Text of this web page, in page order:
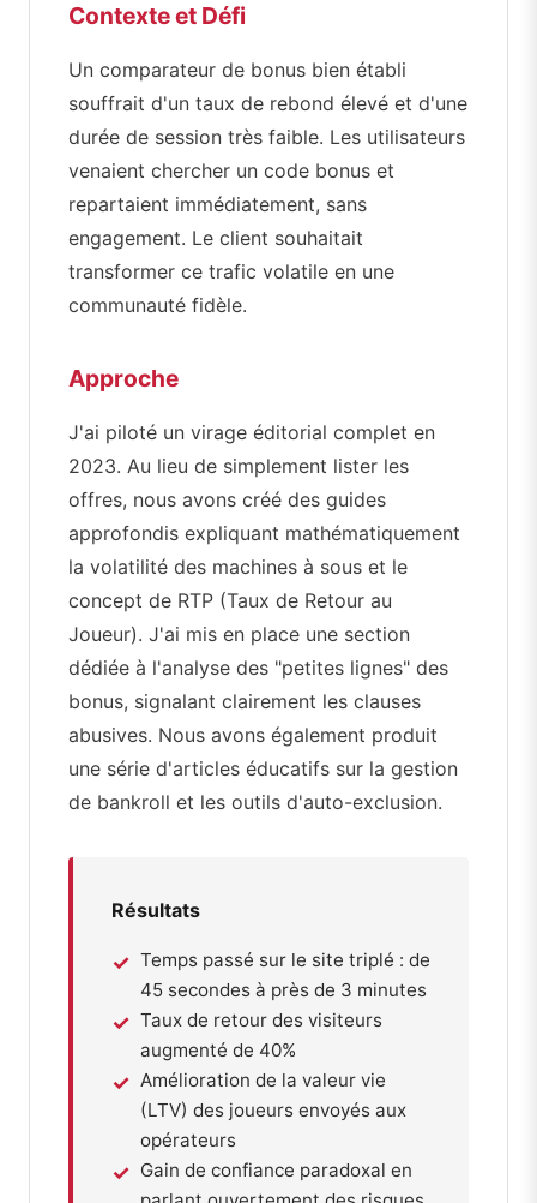
Contexte et Défi
Un comparateur de bonus bien établi
souffrait d'un taux de rebond élevé et d'une
durée de session très faible. Les utilisateurs
venaient chercher un code bonus et
repartaient immédiatement, sans
engagement. Le client souhaitait
transformer ce trafic volatile en une
communauté fidèle.
Approche
J'ai piloté un virage éditorial complet en
2023. Au lieu de simplement lister les
offres, nous avons créé des guides
approfondis expliquant mathématiquement
la volatilité des machines à sous et le
concept de RTP (Taux de Retour au
Joueur). J'ai mis en place une section
dédiée à l'analyse des "petites lignes" des
bonus, signalant clairement les clauses
abusives. Nous avons également produit
une série d'articles éducatifs sur la gestion
de bankroll et les outils d'auto-exclusion.
Résultats
Temps passé sur le site triplé : de
45 secondes à près de 3 minutes
Taux de retour des visiteurs
augmenté de 40%
Amélioration de la valeur vie
(LTV) des joueurs envoyés aux
opérateurs
Gain de confiance paradoxal en